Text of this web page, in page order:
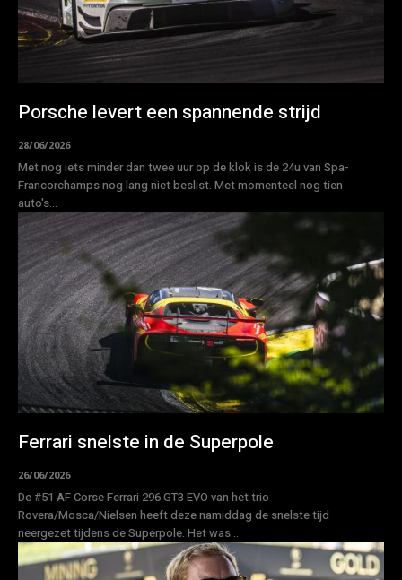
Porsche levert een spannende strijd
28/06/2026
Met nog iets minder dan twee uur op de klok is de 24u van Spa-
Francorchamps nog lang niet beslist. Met momenteel nog tien
auto's...
Ferrari snelste in de Superpole
26/06/2026
De #51 AF Corse Ferrari 296 GT3 EVO van het trio
Rovera/Mosca/Nielsen heeft deze namiddag de snelste tijd
neergezet tijdens de Superpole. Het was...